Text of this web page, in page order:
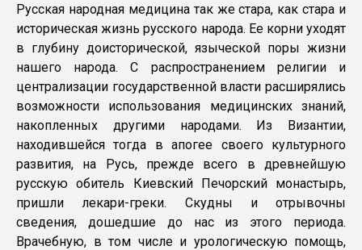
Русская народная медицина так же стара, как стара и
историческая жизнь русского народа. Ее корни уходят
в глубину доисторической, языческой поры жизни
нашего народа. С распространением религии и
централизации государственной власти расширялись
возможности ис­пользования медицинских знаний,
накопленных другими народами. Из Византии,
находившейся тогда в апогее своего культурного
развития, на Русь, прежде всего в древнейшую
русскую обитель Киевский Печорский монастырь,
пришли лекари-греки. Скудны и отрывочны
сведения, дошедшие до нас из этого периода.
Врачебную, в том числе и урологическую помощь,